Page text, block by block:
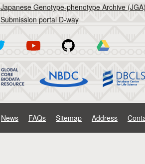
Japanese Genotype-phenotype Archive
Submission portal D-way
News FAQs Sitemap Address